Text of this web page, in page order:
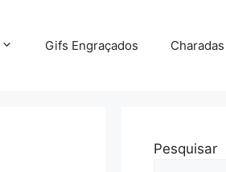
Gifs Engraçados Charadas
Pesquisar